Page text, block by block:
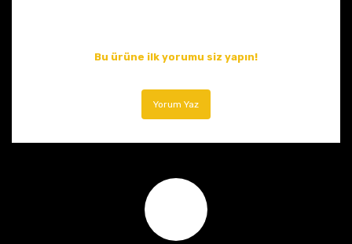
Bu ürüne ilk yorumu siz yapın!
Yorum Yaz